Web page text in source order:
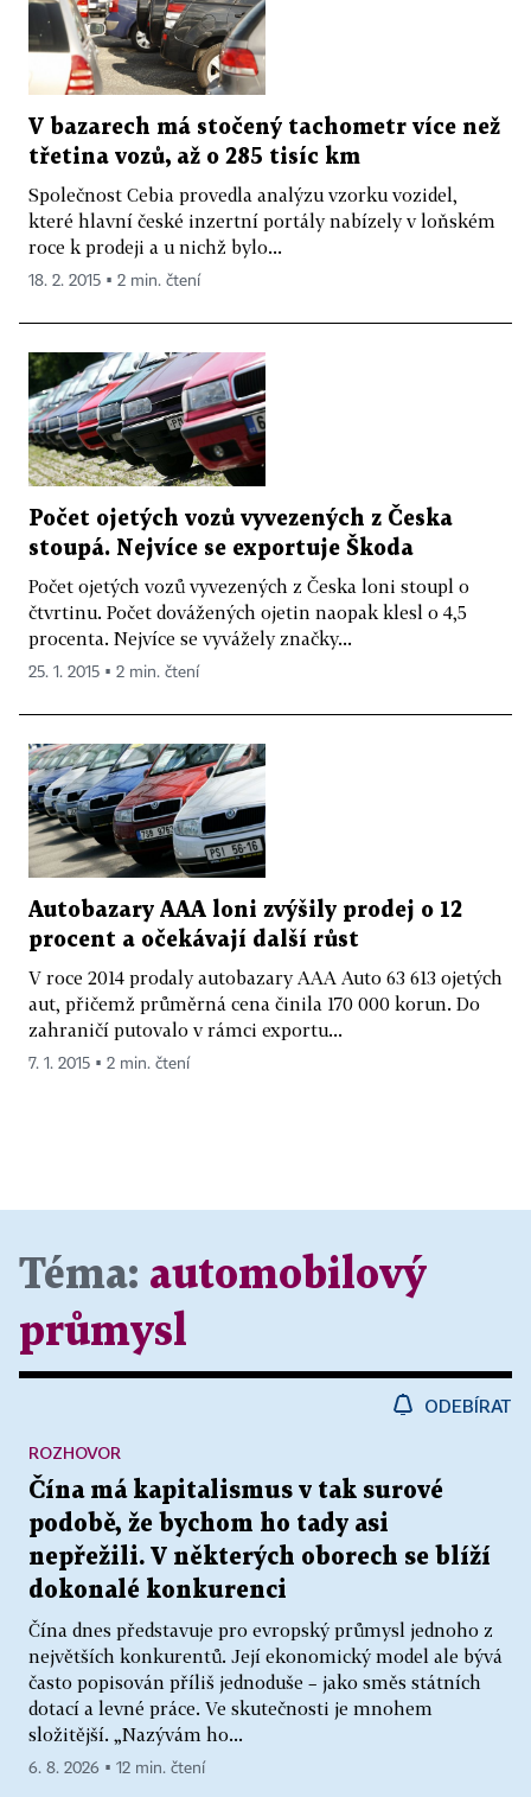
V bazarech má stočený tachometr více než
třetina vozů, až o 285 tisíc km
Společnost Cebia provedla analýzu vzorku vozidel,
které hlavní české inzertní portály nabízely v loňském
roce k prodeji a u nichž bylo...
18. 2. 2015 ▪ 2 min. čtení
Počet ojetých vozů vyvezených z Česka
stoupá. Nejvíce se exportuje Škoda
Počet ojetých vozů vyvezených z Česka loni stoupl o
čtvrtinu. Počet dovážených ojetin naopak klesl o 4,5
procenta. Nejvíce se vyvážely značky...
25. 1. 2015 ▪ 2 min. čtení
Autobazary AAA loni zvýšily prodej o 12
procent a očekávají další růst
V roce 2014 prodaly autobazary AAA Auto 63 613 ojetých
aut, přičemž průměrná cena činila 170 000 korun. Do
zahraničí putovalo v rámci exportu...
7. 1. 2015 ▪ 2 min. čtení
Téma: automobilový
průmysl
ODEBÍRAT
Čína má kapitalismus v tak surové
podobě, že bychom ho tady asi
nepřežili. V některých oborech se blíží
dokonalé konkurenci
Čína dnes představuje pro evropský průmysl jednoho z
největších konkurentů. Její ekonomický model ale bývá
často popisován příliš jednoduše – jako směs státních
dotací a levné práce. Ve skutečnosti je mnohem
složitější. „Nazývám ho...
ROZHOVOR
6. 8. 2026 ▪ 12 min. čtení